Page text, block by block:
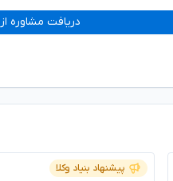
دریافت مشاوره
پیشنهاد بنیاد وکلا